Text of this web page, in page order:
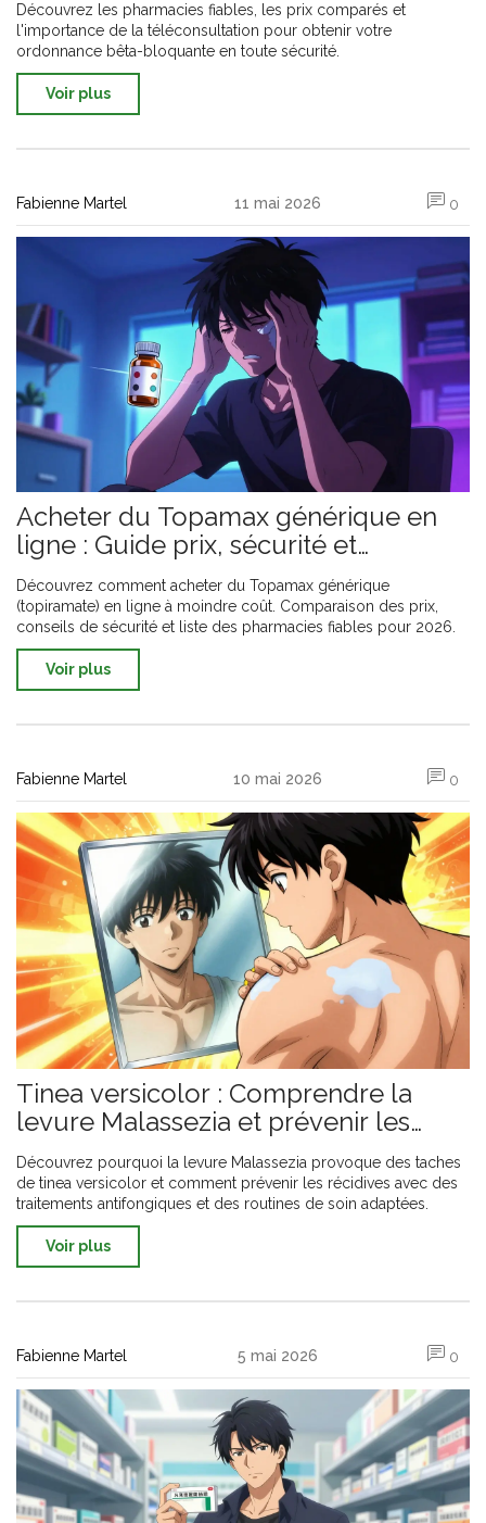
Découvrez les pharmacies fiables, les prix comparés et
l'importance de la téléconsultation pour obtenir votre
ordonnance bêta-bloquante en toute sécurité.
Voir plus
Fabienne Martel 11 mai 2026 0
Acheter du Topamax générique en
ligne : Guide prix, sécurité et
pharmacies fiables
Découvrez comment acheter du Topamax générique
(topiramate) en ligne à moindre coût. Comparaison des prix,
conseils de sécurité et liste des pharmacies fiables pour 2026.
Voir plus
Fabienne Martel 10 mai 2026 0
Tinea versicolor : Comprendre la
levure Malassezia et prévenir les
récidives
Découvrez pourquoi la levure Malassezia provoque des taches
de tinea versicolor et comment prévenir les récidives avec des
traitements antifongiques et des routines de soin adaptées.
Voir plus
Fabienne Martel 5 mai 2026 0